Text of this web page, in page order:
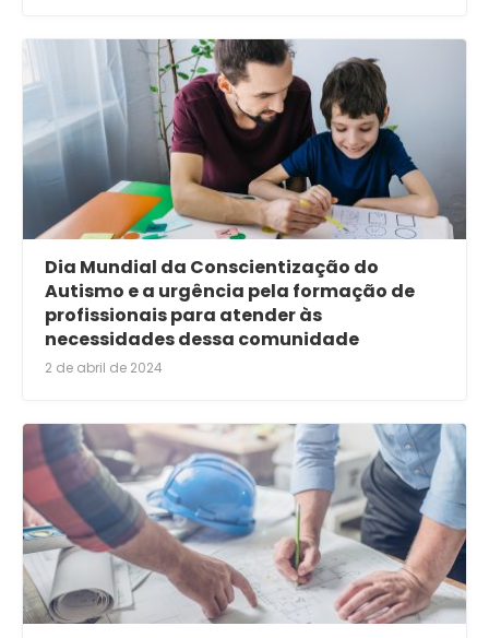
Dia Mundial da Conscientização do
Autismo e a urgência pela formação de
profissionais para atender às
necessidades dessa comunidade
2 de abril de 2024